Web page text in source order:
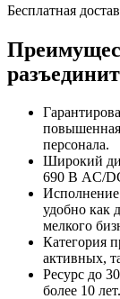
Бесплатная
повышенная
персонала.
Широкий
690 В AC/
удобно как
мелкого
Категория
активных,
Ресурс до
более 10 лет.